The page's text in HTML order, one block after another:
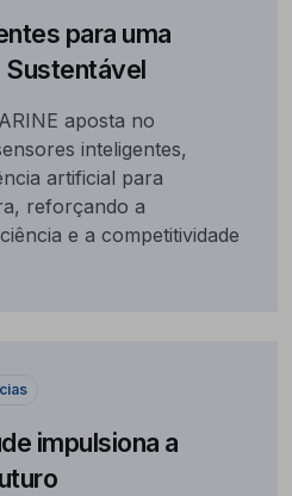
para uma
Sustentável
aposta no
inteligentes,
artificial para
reforçando a
e a competitividade
impulsiona a